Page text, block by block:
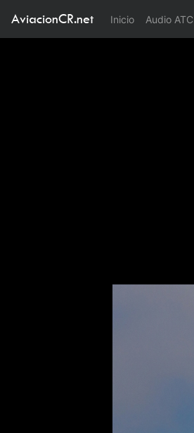
AviacionCR.net Inicio(current)
Audio ATC